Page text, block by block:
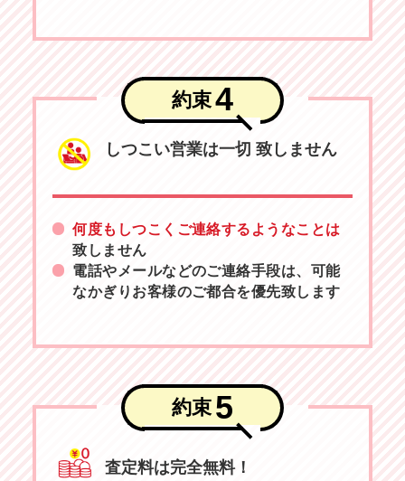
約束4
しつこい営業は一切 致しません
何度もしつこくご連絡するようなことは
致しません
電話やメールなどのご連絡手段は、可能
なかぎりお客様のご都合を優先致します
約束 5
査定料は完全無料！